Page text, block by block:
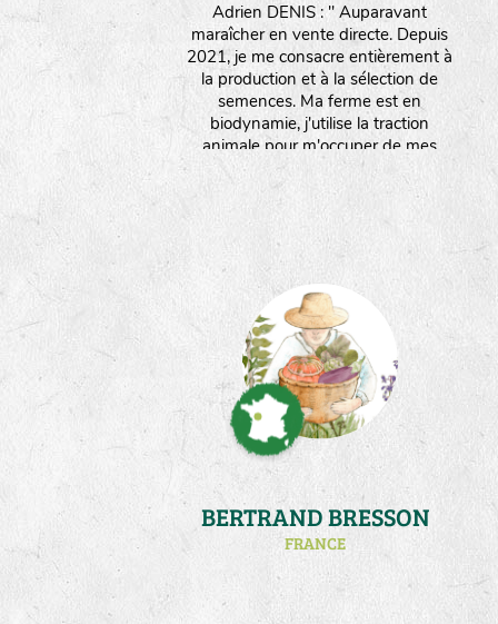
Adrien DENIS : " Auparavant
maraîcher en vente directe. Depuis
2021, je me consacre entièrement à
la production et à la sélection de
semences. Ma ferme est en
biodynamie, j'utilise la traction
animale pour m'occuper de mes
5000m² de jardins bocagers situés
en Creuse. Sur ma ferme, la
ressource en eau est limitée.Ce qui
m'oblige à réfléchir à des stratégies
d'économies d'eau,mais surtout à
adapter mes plantes au stress
hydrique."
BERTRAND BRESSON
FRANCE